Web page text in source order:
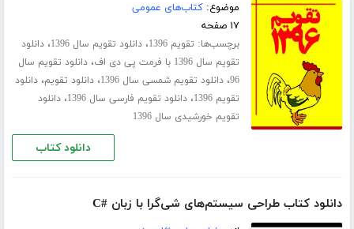
موضوع:کتاب‌های عمومی
۱۷ صفحه
برچسب‌ها: تقویم 1396 ،دانلود تقویم سال 1396 ،دانلود
تقویم سال 1396 با فرمت پی دی اف
،دانلود تقویم سال
96،دانلود تقویم شمسی سال 1396 ،دانلود تقویم،دانلود
تقویم 1396
،دانلود تقویم فارسی سال 1396 ،دانلود
تقویم خورشیدی سال 1396
دانلود کتاب
دانلود کتاب طراحی سیستم‌های شی‌گرا با زبان #C